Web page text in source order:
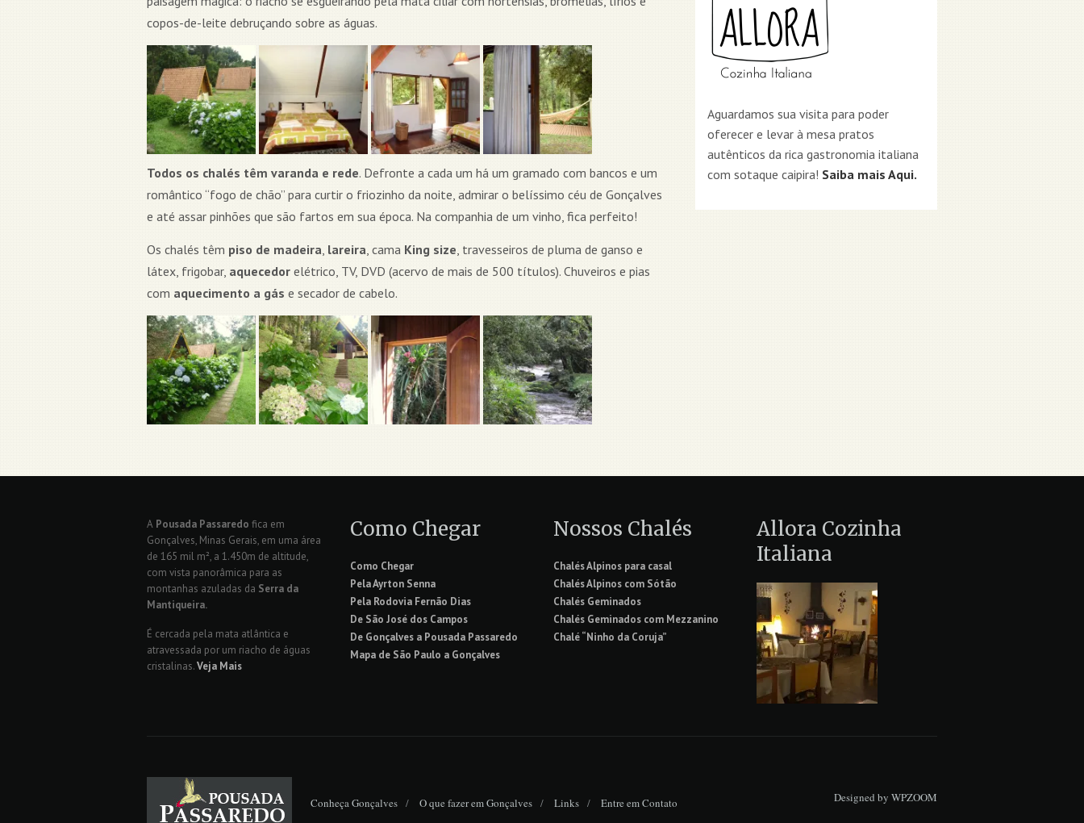
copos-de-leite debruçando sobre as águas.
Todos os chalés têm varanda e rede. Defronte a cada um há um gramado com bancos e um
romântico “fogo de chão” para curtir o friozinho da noite, admirar o belíssimo céu de Gonçalves
e até assar pinhões que são fartos em sua época. Na companhia de um vinho, fica perfeito!
Os chalés têm piso de madeira, lareira, cama King size, travesseiros de pluma de ganso e
látex, frigobar, aquecedor elétrico, TV, DVD (acervo de mais de 500 títulos). Chuveiros e pias
com aquecimento a gás e secador de cabelo.
Aguardamos sua visita para poder
oferecer e levar à mesa pratos
autênticos da rica gastronomia italiana
com sotaque caipira! Saiba mais Aqui.
A Pousada Passaredo fica em
Gonçalves, Minas Gerais, em uma área
de 165 mil m², a 1.450m de altitude,
com vista panorâmica para as
montanhas azuladas da Serra da
Mantiqueira.
É cercada pela mata atlântica e
atravessada por um riacho de águas
cristalinas.Veja Mais
Como Chegar
Como Chegar
Pela Ayrton Senna
Pela Rodovia Fernão Dias
De São José dos Campos
De Gonçalves a Pousada Passaredo
Mapa de São Paulo a Gonçalves
Nossos Chalés
Chalés Alpinos para casal
Chalés Alpinos com Sótão
Chalés Geminados
Chalés Geminados com Mezzanino
Chalé “Ninho da Coruja”
Allora Cozinha
Italiana
Conheça Gonçalves O que fazer em Gonçalves Links Entre em Contato Designed by WPZOOM